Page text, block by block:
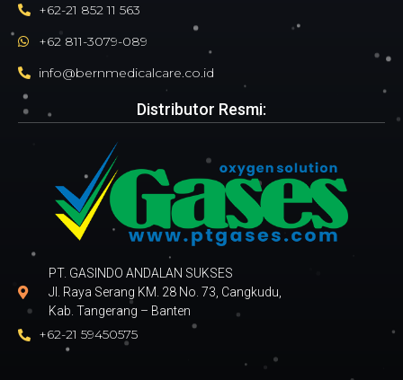
+62-21 852 11 563
+62 811-3079-089
info@bernmedicalcare.co.id
Distributor Resmi:
PT. GASINDO ANDALAN SUKSES
Jl. Raya Serang KM. 28 No. 73, Cangkudu,
Kab. Tangerang – Banten
+62-21 59450575